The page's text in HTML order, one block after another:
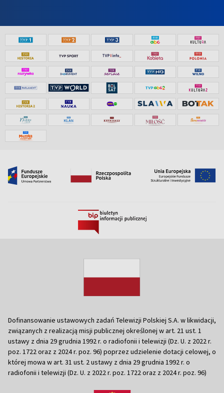
Dofinansowanie ustawowych zadań Telewizji Polskiej S.A. w likwidacji,
związanych z realizacją misji publicznej określonej w art. 21 ust. 1
ustawy z dnia 29 grudnia 1992 r. o radiofonii i telewizji (Dz. U. z 2022 r.
poz. 1722 oraz z 2024 r. poz. 96) poprzez udzielenie dotacji celowej, o
której mowa w art. 31 ust. 2 ustawy z dnia 29 grudnia 1992 r. o
radiofonii i telewizji (Dz. U. z 2022 r. poz. 1722 oraz z 2024 r. poz. 96)